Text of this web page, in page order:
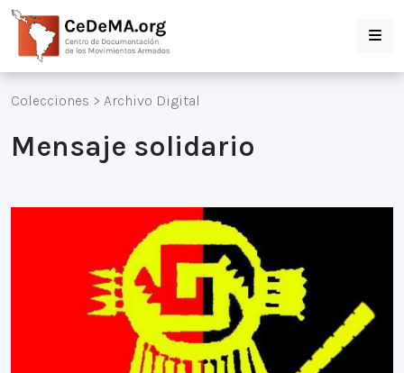
Colecciones > Archivo Digital
Mensaje solidario